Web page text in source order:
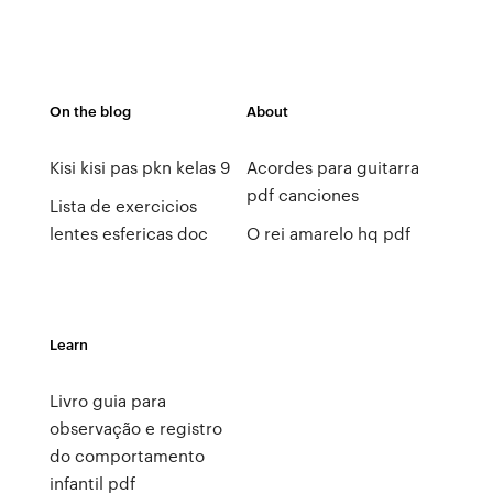
On the blog
Kisi kisi pas pkn kelas 9
Lista de exercicios
lentes esfericas doc
About
Acordes para guitarra
pdf canciones
O rei amarelo hq pdf
Learn
Livro guia para
observação e registro
do comportamento
infantil pdf